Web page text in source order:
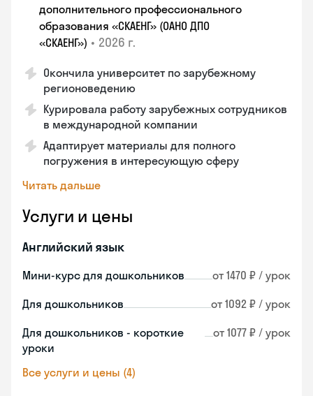
дополнительного профессионального
образования «СКАЕНГ» (ОАНО ДПО
«СКАЕНГ») • 2026 г.
Окончила университет по зарубежному
регионоведению
Курировала работу зарубежных сотрудников
в международной компании
Адаптирует материалы для полного
погружения в интересующую сферу
Читать дальше
Услуги и цены
Английский язык
Мини-курс для дошкольников от 1470 ₽ / урок
Для дошкольников от 1092 ₽ / урок
Для дошкольников - короткие
уроки
от 1077 ₽ / урок
Все услуги и цены (4)